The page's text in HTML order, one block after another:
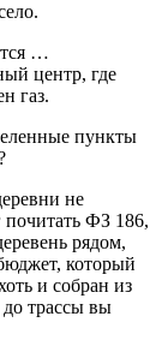
…
центр, где
газ.
пункты
не
почитать ФЗ 186,
рядом,
который
и собран из
до трассы вы